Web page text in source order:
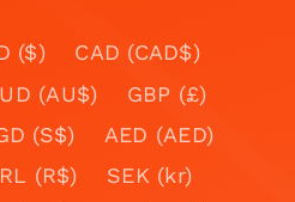
($)
CAD (CAD$)
(AU$)
GBP (£)
(S$)
AED (AED)
(R$)
SEK (kr)